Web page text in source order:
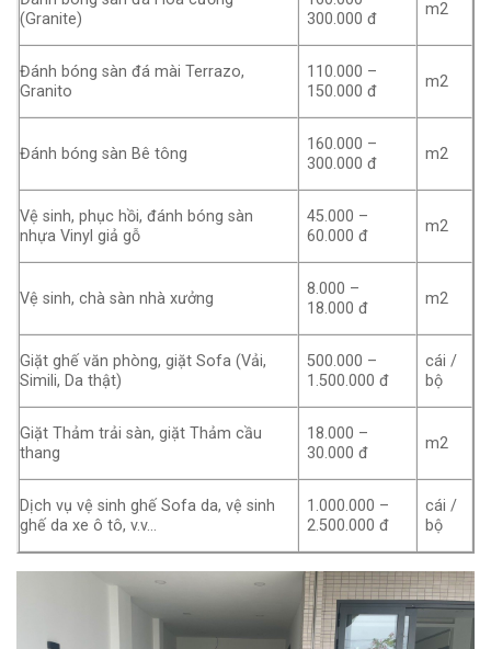
(Granite)
300.000 đ
m2
Đánh bóng sàn đá mài Terrazo,
Granito
110.000 –
150.000 đ
m2
Đánh bóng sàn Bê tông
160.000 –
300.000 đ
m2
Vệ sinh, phục hồi, đánh bóng sàn
nhựa Vinyl giả gỗ
45.000 –
60.000 đ
m2
Vệ sinh, chà sàn nhà xưởng
8.000 –
18.000 đ
m2
Giặt ghế văn phòng, giặt Sofa (Vải,
Simili, Da thật)
500.000 –
1.500.000 đ
cái /
bộ
Giặt Thảm trải sàn, giặt Thảm cầu
thang
18.000 –
30.000 đ
m2
Dịch vụ vệ sinh ghế Sofa da, vệ sinh
ghế da xe ô tô, v.v…
1.000.000 –
2.500.000 đ
cái /
bộ